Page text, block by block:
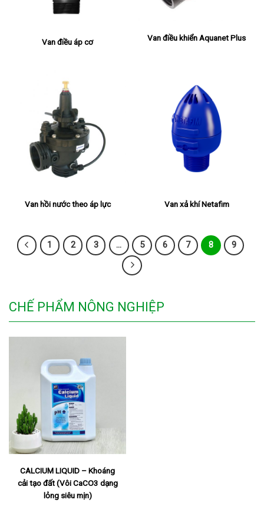
Van điều áp cơ Van điều khiển Aquanet Plus
Van hồi nước theo áp lực Van xả khí Netafim
1 2 3 … 5 6 7 8 9
CHẾ PHẨM NÔNG NGHIỆP
CALCIUM LIQUID – Khoáng
cải tạo đất (Vôi CaCO3 dạng
lỏng siêu mịn)